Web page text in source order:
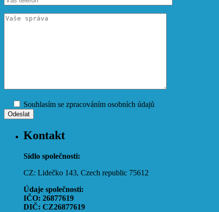
Souhlasím se zpracováním osobních údajů
Kontakt
Sídlo společnosti:
CZ: Lidečko 143, Czech republic 75612
Údaje společnosti:
IČO: 26877619
DIČ: CZ26877619